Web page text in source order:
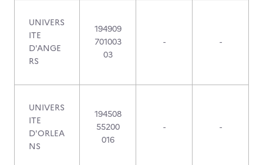
UNIVERS
ITE
D'ANGE
RS
194909
701003
03
- -
UNIVERS
ITE
D'ORLEA
NS
194508
55200
016
- -